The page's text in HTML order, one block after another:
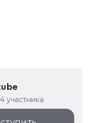
участника